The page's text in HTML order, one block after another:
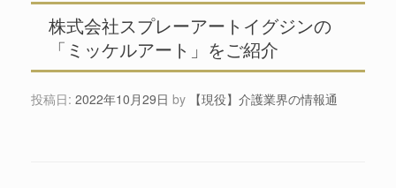
株式会社スプレーアートイグジンの
「ミッケルアート」をご紹介
投稿日: 2022年10月29日 by 【現役】介護業界の情報通